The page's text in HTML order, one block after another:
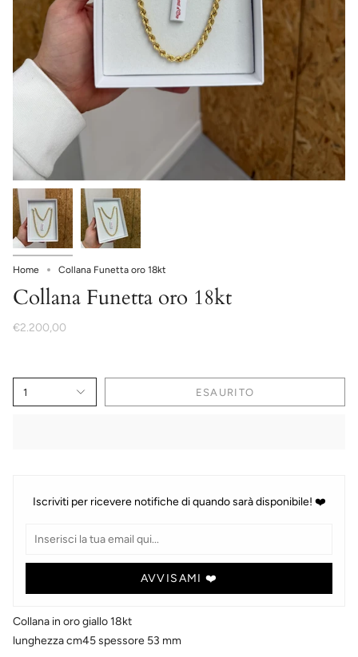
Home Collana Funetta oro 18kt
Collana Funetta oro 18kt
€2.200,00
1 ESAURITO
Iscriviti per ricevere notifiche di quando sarà disponibile! ❤️
AVVISAMI ❤️
Collana in oro giallo 18kt
lunghezza cm45 spessore 53 mm